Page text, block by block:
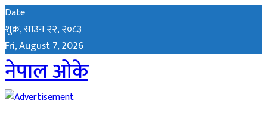
Date
शुक्र, साउन २२, २०८३
Fri, August 7, 2026
नेपाल ओके